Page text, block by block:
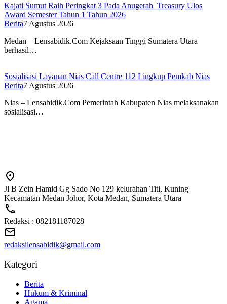
Kajati Sumut Raih Peringkat 3 Pada Anugerah Treasury Ulos
Award Semester Tahun 1 Tahun 2026
Berita7 Agustus 2026
Medan – Lensabidik.Com Kejaksaan Tinggi Sumatera Utara
berhasil…
Sosialisasi Layanan Nias Call Centre 112 Lingkup Pemkab Nias
Berita7 Agustus 2026
Nias – Lensabidik.Com Pemerintah Kabupaten Nias melaksanakan
sosialisasi…
Jl B Zein Hamid Gg Sado No 129 kelurahan Titi, Kuning
Kecamatan Medan Johor, Kota Medan, Sumatera Utara
Redaksi : 082181187028
redaksilensabidik@gmail.com
Kategori
Berita
Hukum & Kriminal
Agama